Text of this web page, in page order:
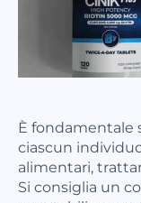
È fondamentale
ciascun
alimentari,
Si consiglia un